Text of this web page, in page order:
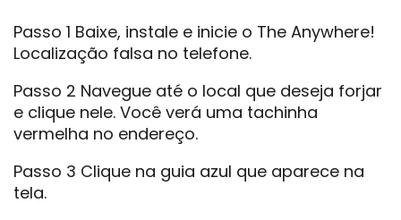
Passo 1 Baixe, instale e inicie o The Anywhere!
Localização falsa no telefone.
Passo 2 Navegue até o local que deseja forjar
e clique nele. Você verá uma tachinha
vermelha no endereço.
Passo 3 Clique na guia azul que aparece na
tela.